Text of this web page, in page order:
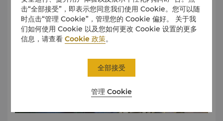
击“全部接受”，即表示您同意我们使用 Cookie。您可以随
时点击“管理 Cookie”，管理您的 Cookie 偏好。 关于我
们如何使用 Cookie 以及您如何更改 Cookie 设置的更多
信息，请查看Cookie 政策。
管理 Cookie
全部接受